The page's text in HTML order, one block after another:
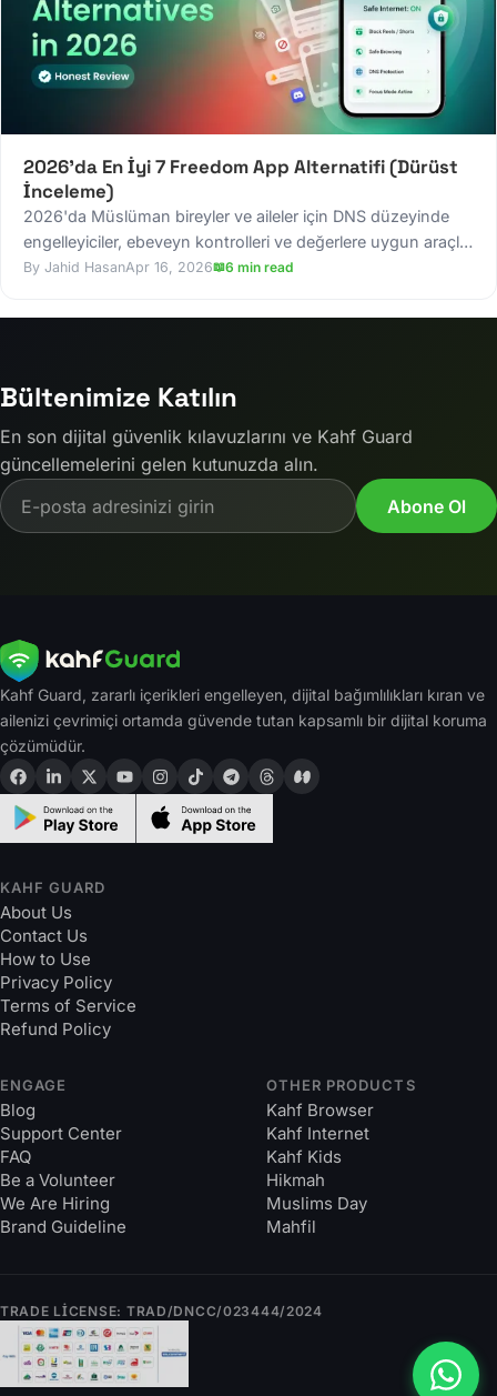
2026'da En İyi 7 Freedom App Alternatifi (Dürüst
İnceleme)
2026'da Müslüman bireyler ve aileler için DNS düzeyinde
engelleyiciler, ebeveyn kontrolleri ve değerlere uygun araçlar
dahil en iyi 7 Freedom App alternatifini keşfedin.
Jahid HasanApr 16, 2026 6 min read
Bültenimize Katılın
En son dijital güvenlik kılavuzlarını ve Kahf Guard
güncellemelerini gelen kutunuzda alın.
Email address
Abone Ol
Kahf Guard, zararlı içerikleri engelleyen, dijital bağımlılıkları kıran ve
ailenizi çevrimiçi ortamda güvende tutan kapsamlı bir dijital koruma
çözümüdür.
KAHF GUARD
About Us
Contact Us
How to Use
Privacy Policy
Terms of Service
Refund Policy
ENGAGE
Blog
Support Center
FAQ
Be a Volunteer
We Are Hiring
Brand Guideline
OTHER PRODUCTS
Kahf Browser
Kahf Internet
Kahf Kids
Hikmah
Muslims Day
Mahfil
TRADE LICENSE: TRAD/DNCC/023444/2024